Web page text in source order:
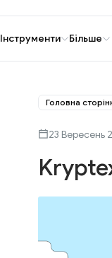
Інструменти Більше
Головна
23 Вересень